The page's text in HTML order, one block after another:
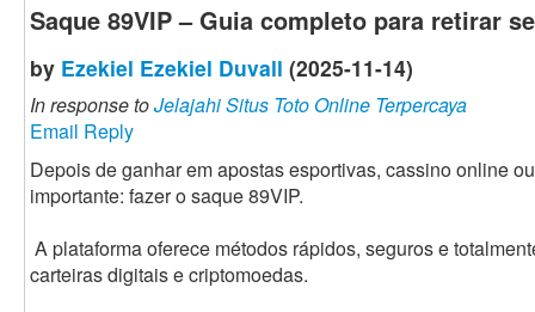
Saque 89VIP – Guia completo para retirar
by Ezekiel Ezekiel Duvall (2025-11-14)
In response toJelajahi Situs Toto Online Terpercaya
Email Reply
Depois de ganhar em apostas esportivas, cassino online
importante: fazer o saque 89VIP.
A plataforma oferece métodos rápidos, seguros e
carteiras digitais e criptomoedas.